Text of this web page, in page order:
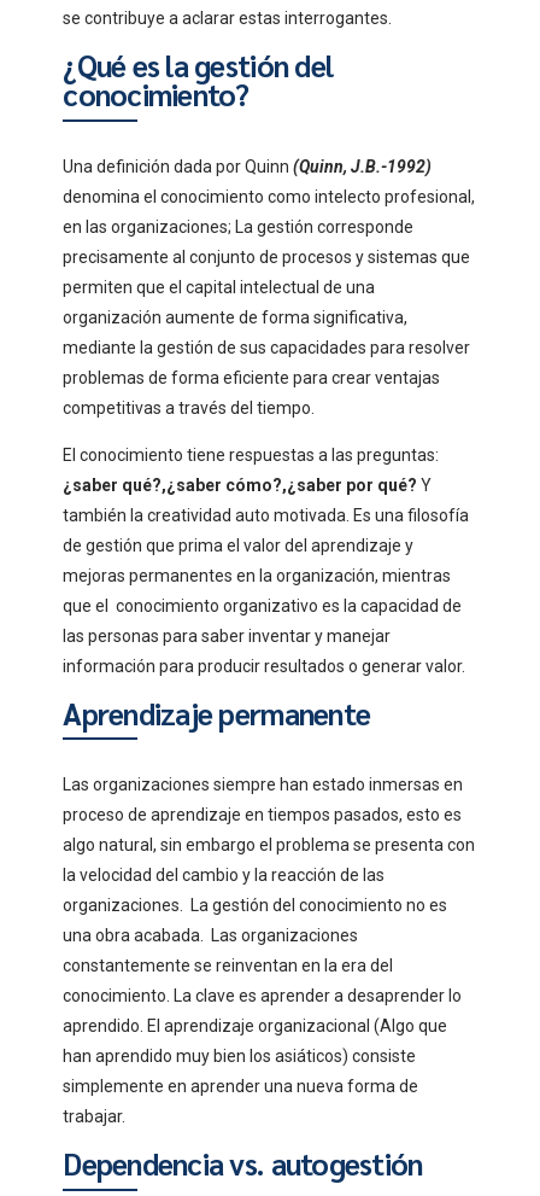
se contribuye a aclarar estas interrogantes.
¿Qué es la gestión del
conocimiento?
Una definición dada por Quinn (Quinn, J.B.-1992)
denomina el conocimiento como intelecto profesional,
en las organizaciones; La gestión corresponde
precisamente al conjunto de procesos y sistemas que
permiten que el capital intelectual de una
organización aumente de forma significativa,
mediante la gestión de sus capacidades para resolver
problemas de forma eficiente para crear ventajas
competitivas a través del tiempo.
El conocimiento tiene respuestas a las preguntas:
¿saber qué?,¿saber cómo?,¿saber por qué? Y
también la creatividad auto motivada. Es una filosofía
de gestión que prima el valor del aprendizaje y
mejoras permanentes en la organización, mientras
que el conocimiento organizativo es la capacidad de
las personas para saber inventar y manejar
información para producir resultados o generar valor.
Aprendizaje permanente
Las organizaciones siempre han estado inmersas en
proceso de aprendizaje en tiempos pasados, esto es
algo natural, sin embargo el problema se presenta con
la velocidad del cambio y la reacción de las
organizaciones. La gestión del conocimiento no es
una obra acabada. Las organizaciones
constantemente se reinventan en la era del
conocimiento. La clave es aprender a desaprender lo
aprendido. El aprendizaje organizacional (Algo que
han aprendido muy bien los asiáticos) consiste
simplemente en aprender una nueva forma de
trabajar.
Dependencia vs. autogestión